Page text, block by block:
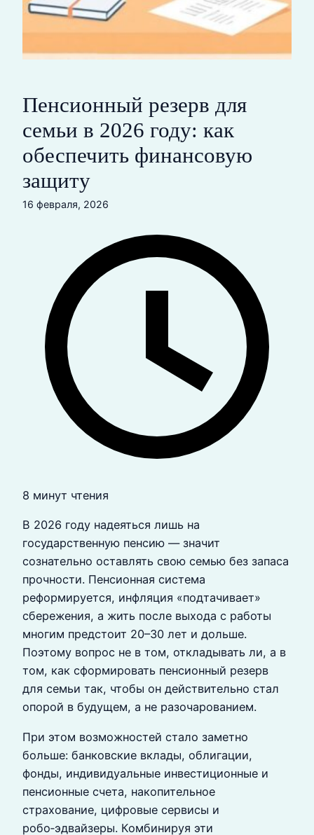
Пенсионный резерв для
семьи в 2026 году: как
обеспечить финансовую
защиту
16 февраля, 2026
8 минут чтения
В 2026 году надеяться лишь на
государственную пенсию — значит
сознательно оставлять свою семью без запаса
прочности. Пенсионная система
реформируется, инфляция «подтачивает»
сбережения, а жить после выхода с работы
многим предстоит 20–30 лет и дольше.
Поэтому вопрос не в том, откладывать ли, а в
том, как сформировать пенсионный резерв
для семьи так, чтобы он действительно стал
опорой в будущем, а не разочарованием.
При этом возможностей стало заметно
больше: банковские вклады, облигации,
фонды, индивидуальные инвестиционные и
пенсионные счета, накопительное
страхование, цифровые сервисы и
робо‑эдвайзеры. Комбинируя эти